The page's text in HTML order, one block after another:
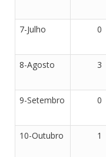
7-Julho 0
8-Agosto 3
9-Setembro 0
10-Outubro 1